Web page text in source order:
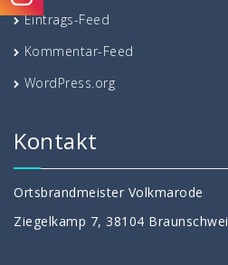
Eintrags-Feed
Kommentar-Feed
WordPress.org
Kontakt
Ortsbrandmeister Volkmarode
Ziegelkamp 7, 38104